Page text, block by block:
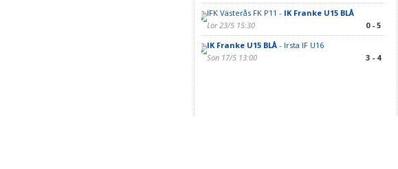
IFK Västerås FK P11 - IK Franke U15 BLÅ
Lör 23/5 15:30
0 - 5
IK Franke U15 BLÅ- Irsta IF U16
Sön 17/5 13:00
3 - 4